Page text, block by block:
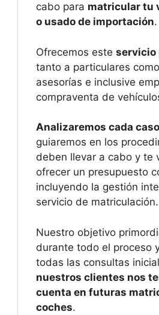
cabo para matricular tu
o usado de importación.
Ofrecemos este servicio
tanto a particulares
asesorías e inclusive
compraventa de
Analizaremos cada
guiaremos en los
deben llevar a cabo y te
ofrecer un presupuesto
incluyendo la gestión
servicio de matriculación.
Nuestro objetivo
durante todo el proceso
todas las consultas
nuestros clientes nos
cuenta en futuras
coches.